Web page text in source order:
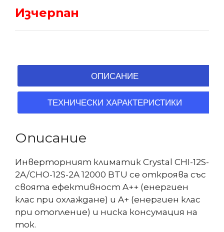
Изчерпан
ОПИСАНИЕ
ТЕХНИЧЕСКИ ХАРАКТЕРИСТИКИ
Описание
Инверторният климатик Crystal CHI-12S-
2A/CHO-12S-2A 12000 BTU се откроява със
своята ефективност A++ (енергиен
клас при охлаждане) и A+ (енергиен клас
при отопление) и ниска консумация на
ток.